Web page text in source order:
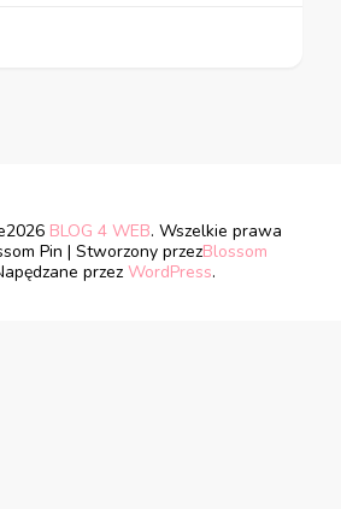
BLOG 4 WEB. Wszelkie prawa
Pin | Stworzony przezBlossom
przez WordPress.